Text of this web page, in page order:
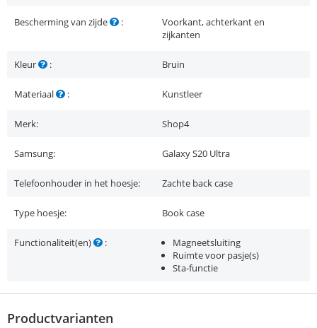
Bescherming van zijde :
Voorkant, achterkant en
zijkanten
Kleur : Bruin
Materiaal : Kunstleer
Merk: Shop4
Samsung: Galaxy S20 Ultra
Telefoonhouder in het hoesje: Zachte back case
Type hoesje: Book case
Functionaliteit(en) :
Magneetsluiting
Ruimte voor pasje(s)
Sta-functie
Productvarianten